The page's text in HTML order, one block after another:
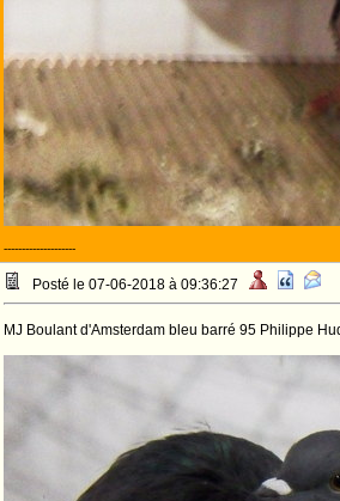
--------------------
Posté le 07-06-2018 à 09:36:27
MJ Boulant d'Amsterdam bleu barré 95 Philippe